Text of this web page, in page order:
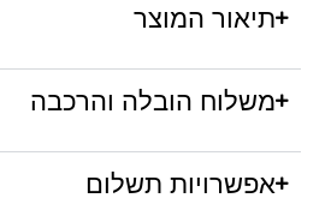
תיאור המוצר
משלוח הובלה והרכבה
אפשרויות תשלום